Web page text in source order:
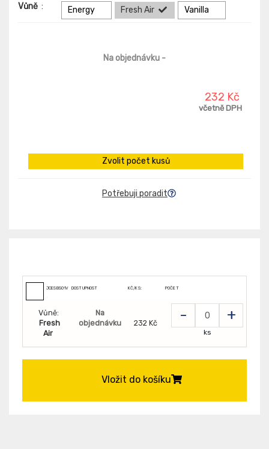
Vůně : Energy Fresh Air Vanilla
Na objednávku -
232 Kč
včetně DPH
Zvolit počet kusů
Potřebuji poradit
JCESBS01VN DOSTUPNOST KČ/KS: POČET
Vůně:
Fresh
Air
Na
objednávku
232 Kč - +
ks
Vložit do košíku